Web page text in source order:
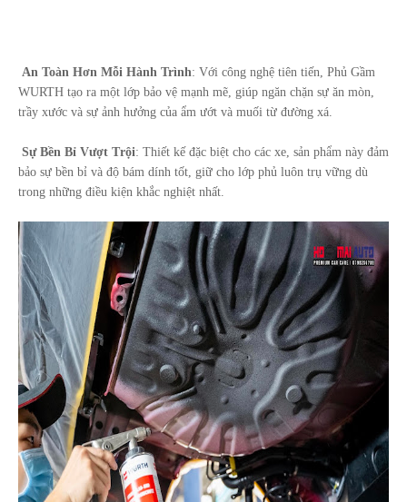
An Toàn Hơn Mỗi Hành Trình: Với công nghệ tiên tiến, Phủ Gầm
WURTH tạo ra một lớp bảo vệ mạnh mẽ, giúp ngăn chặn sự ăn mòn,
trầy xước và sự ảnh hưởng của ẩm ướt và muối từ đường xá.
Sự Bền Bỉ Vượt Trội: Thiết kế đặc biệt cho các xe, sản phẩm này đảm
bảo sự bền bỉ và độ bám dính tốt, giữ cho lớp phủ luôn trụ vững dù
trong những điều kiện khắc nghiệt nhất.